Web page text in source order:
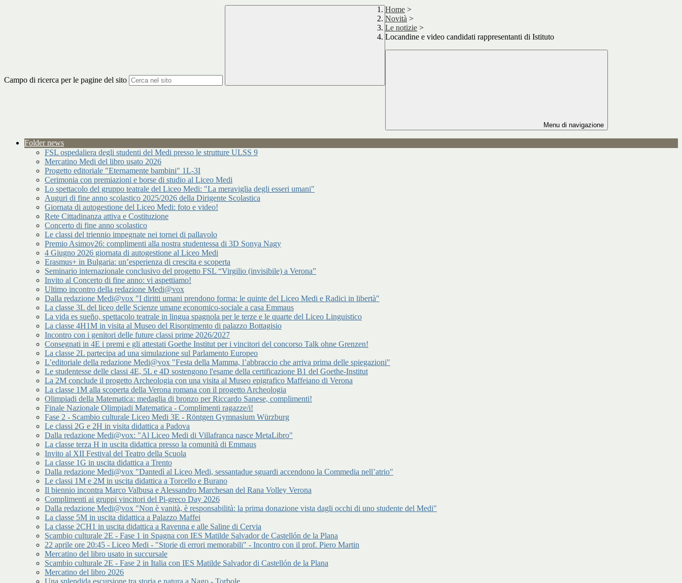
Campo di ricerca per le pagine del sito
Home >
Novità >
Le notizie >
Locandine e video candidati rappresentanti di Istituto
Menu di navigazione
Folder news
FSL ospedaliera degli studenti del Medi presso le strutture ULSS 9
Mercatino Medi del libro usato 2026
Progetto editoriale "Eternamente bambini" 1L-3I
Cerimonia con premiazioni e borse di studio al Liceo Medi
Lo spettacolo del gruppo teatrale del Liceo Medi: "La meraviglia degli esseri umani"
Auguri di fine anno scolastico 2025/2026 della Dirigente Scolastica
Giornata di autogestione del Liceo Medi: foto e video!
Rete Cittadinanza attiva e Costituzione
Concerto di fine anno scolastico
Le classi del triennio impegnate nei tornei di pallavolo
Premio Asimov26: complimenti alla nostra studentessa di 3D Sonya Nagy
4 Giugno 2026 giornata di autogestione al Liceo Medi
Erasmus+ in Bulgaria: un’esperienza di crescita e scoperta
Seminario internazionale conclusivo del progetto FSL “Virgilio (invisibile) a Verona”
Invito al Concerto di fine anno: vi aspettiamo!
Ultimo incontro della redazione Medi@vox
Dalla redazione Medi@vox "I diritti umani prendono forma: le quinte del Liceo Medi e Radici in libertà"
La classe 3L del liceo delle Scienze umane economico-sociale a casa Emmaus
La vida es sueño, spettacolo teatrale in lingua spagnola per le terze e le quarte del Liceo Linguistico
La classe 4H1M in visita al Museo del Risorgimento di palazzo Bottagisio
Incontro con i genitori delle future classi prime 2026/2027
Consegnati in 4E i premi e gli attestati Goethe Institut per i vincitori del concorso Talk ohne Grenzen!
La classe 2L partecipa ad una simulazione sul Parlamento Europeo
L’editoriale della redazione Medi@vox "Festa della Mamma, l’abbraccio che arriva prima delle spiegazioni"
Le studentesse delle classi 4E, 5L e 4D sostengono l'esame della certificazione B1 del Goethe-Institut
La 2M conclude il progetto Archeologia con una visita al Museo epigrafico Maffeiano di Verona
La classe 1M alla scoperta della Verona romana con il progetto Archeologia
Olimpiadi della Matematica: medaglia di bronzo per Riccardo Sanese, complimenti!
Finale Nazionale Olimpiadi Matematica - Complimenti ragazze/i!
Fase 2 - Scambio culturale Liceo Medi 3E - Röntgen Gymnasium Würzburg
Le classi 2G e 2H in visita didattica a Padova
Dalla redazione Medi@vox: "Al Liceo Medi di Villafranca nasce MetaLibro"
La classe terza H in uscita didattica presso la comunità di Emmaus
Invito al XII Festival del Teatro della Scuola
La classe 1G in uscita didattica a Trento
Dalla redazione Medi@vox "Dantedì al Liceo Medi, sessantadue sguardi accendono la Commedia nell’atrio"
Le classi 1M e 2M in uscita didattica a Torcello e Burano
Il biennio incontra Marco Valbusa e Alessandro Marchesan del Rana Volley Verona
Complimenti ai gruppi vincitori del Pi-greco Day 2026
Dalla redazione Medi@vox "Non è vanità, è responsabilità: la prima donazione vista dagli occhi di uno studente del Medi"
La classe 5M in uscita didattica a Palazzo Maffei
La classe 2CH1 in uscita didattica a Ravenna e alle Saline di Cervia
Scambio culturale 2E - Fase 1 in Spagna con IES Matilde Salvador de Castellón de la Plana
22 aprile ore 20:45 - Liceo Medi - "Storie di errori memorabili" - Incontro con il prof. Piero Martin
Mercatino del libro usato in succursale
Scambio culturale 2E - Fase 2 in Italia con IES Matilde Salvador di Castellón de la Plana
Mercatino del libro 2026